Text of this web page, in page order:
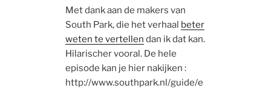
Met dank aan de makers van
South Park, die het verhaal beter
weten te vertellen dan ik dat kan.
Hilarischer vooral. De hele
episode kan je hier nakijken :
http://www.southpark.nl/guide/e